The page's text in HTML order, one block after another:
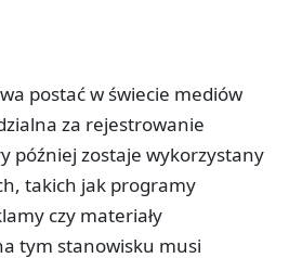
postać w świecie mediów
za rejestrowanie
później zostaje wykorzystany
takich jak programy
czy materiały
tym stanowisku musi